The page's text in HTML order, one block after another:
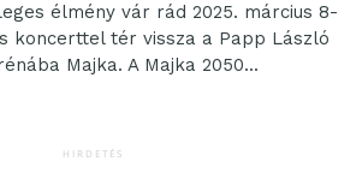
élmény vár rád 2025. március 8-
koncerttel tér vissza a Papp László
Majka. A Majka 2050...
HIRDETÉS